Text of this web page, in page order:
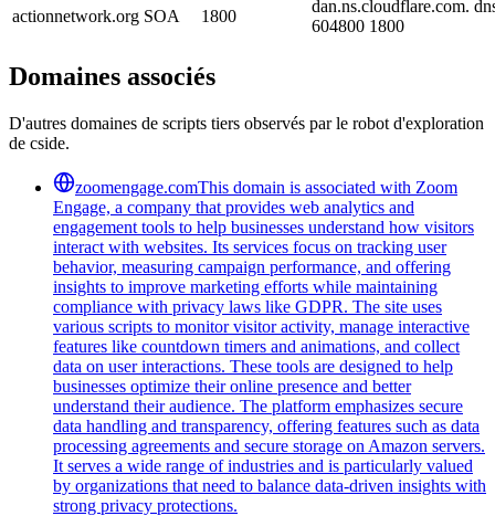
actionnetwork.org SOA 1800
dan.ns.cloudflare.com.
604800 1800
Domaines associés
D'autres domaines de scripts tiers observés par le robot d'exploration
de cside.
zoomengage.comThis domain is associated with Zoom
Engage, a company that provides web analytics and
engagement tools to help businesses understand how visitors
interact with websites. Its services focus on tracking user
behavior, measuring campaign performance, and offering
insights to improve marketing efforts while maintaining
compliance with privacy laws like GDPR. The site uses
various scripts to monitor visitor activity, manage interactive
features like countdown timers and animations, and collect
data on user interactions. These tools are designed to help
businesses optimize their online presence and better
understand their audience. The platform emphasizes secure
data handling and transparency, offering features such as data
processing agreements and secure storage on Amazon servers.
It serves a wide range of industries and is particularly valued
by organizations that need to balance data-driven insights with
strong privacy protections.